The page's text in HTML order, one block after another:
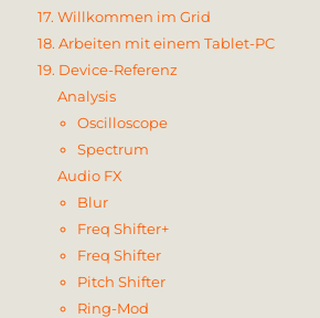
17. Willkommen im Grid
18. Arbeiten mit einem Tablet-PC
19. Device-Referenz
Analysis
Oscilloscope
Spectrum
Audio FX
Blur
Freq Shifter+
Freq Shifter
Pitch Shifter
Ring-Mod